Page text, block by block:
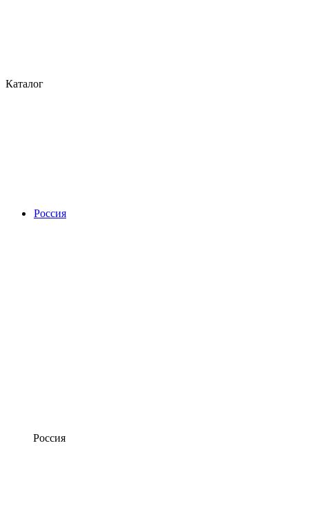
Каталог
Россия
Россия